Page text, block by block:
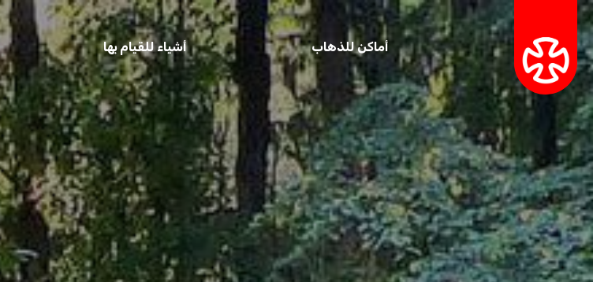
أماكن للذهاب أشياء للقيام بها